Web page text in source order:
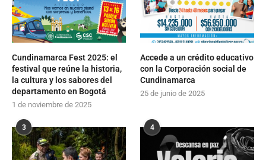
Cundinamarca Fest 2025: el
festival que reúne la historia,
la cultura y los sabores del
departamento en Bogotá
1 de noviembre de 2025
Accede a un crédito educativo
con la Corporación social de
Cundinamarca
25 de junio de 2025
3 4